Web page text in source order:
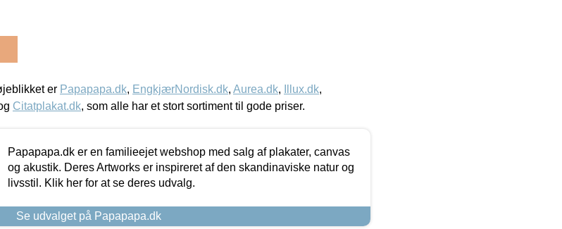
er Papapapa.dk, EngkjærNordisk.dk, Aurea.dk, Illux.dk,
Citatplakat.dk, som alle har et stort sortiment til gode priser.
Papapapa.dk er en familieejet webshop med salg af plakater, canvas
og akustik. Deres Artworks er inspireret af den skandinaviske natur og
livsstil. Klik her for at se deres udvalg.
Se udvalget på Papapapa.dk